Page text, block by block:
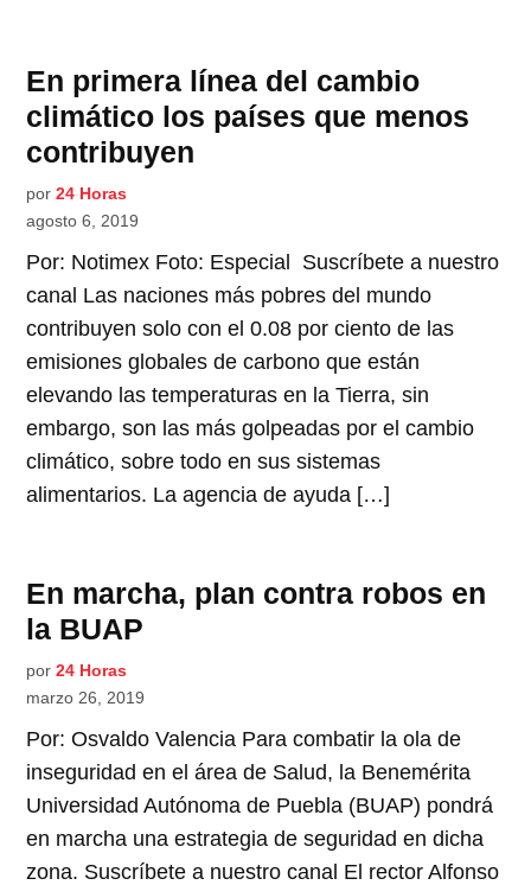
En primera línea del cambio
climático los países que menos
contribuyen
por 24 Horas
agosto 6, 2019
Por: Notimex Foto: Especial Suscríbete a nuestro
canal Las naciones más pobres del mundo
contribuyen solo con el 0.08 por ciento de las
emisiones globales de carbono que están
elevando las temperaturas en la Tierra, sin
embargo, son las más golpeadas por el cambio
climático, sobre todo en sus sistemas
alimentarios. La agencia de ayuda […]
En marcha, plan contra robos en
la BUAP
por 24 Horas
marzo 26, 2019
Por: Osvaldo Valencia Para combatir la ola de
inseguridad en el área de Salud, la Benemérita
Universidad Autónoma de Puebla (BUAP) pondrá
en marcha una estrategia de seguridad en dicha
zona. Suscríbete a nuestro canal El rector Alfonso